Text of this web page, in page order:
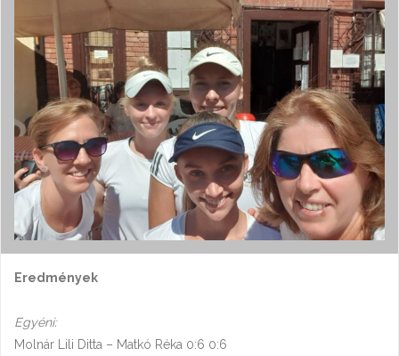
Eredmények
Egyéni:
Molnár Lili Ditta – Matkó Réka 0:6 0:6